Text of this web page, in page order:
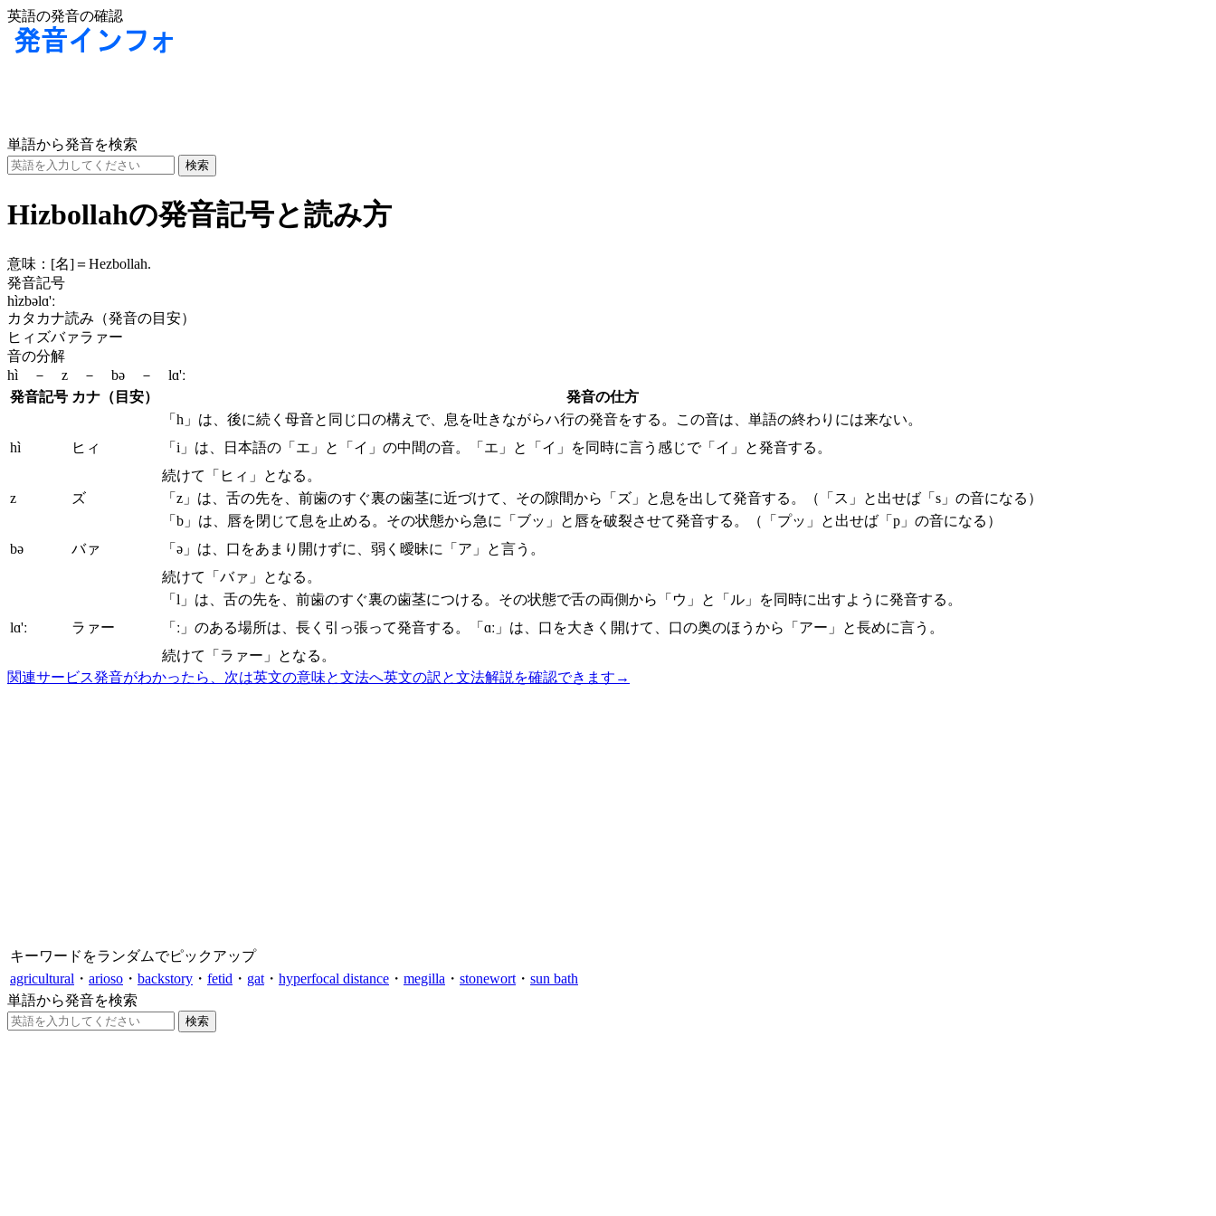
英語の発音の確認
単語から発音を検索
Hizbollahの発音記号と読み方
意味： [名] ＝Hezbollah.
発音記号
hìzbəlɑ'ː
カタカナ読み（発音の目安）
ヒィズバァラァー
音の分解
hì － z － bə － lɑ'ː
発音記号 カナ（目安） 発音の仕方
hì ヒィ
「h」は、後に続く母音と同じ口の構えで、息を吐きながらハ行の発音をする。この音は、単語の終わりには来ない。
「i」は、日本語の「エ」と「イ」の中間の音。「エ」と「イ」を同時に言う感じで「イ」と発音する。
続けて「ヒィ」となる。
z
ズ 「z」は、舌の先を、前歯のすぐ裏の歯茎に近づけて、その隙間から「ズ」と息を出して発音する。（「ス」と出せば「s」の音になる）
bə バァ
「b」は、唇を閉じて息を止める。その状態から急に「ブッ」と唇を破裂させて発音する。（「プッ」と出せば「p」の音になる）
「ə」は、口をあまり開けずに、弱く曖昧に「ア」と言う。
続けて「バァ」となる。
lɑ'ː ラァー
「l」は、舌の先を、前歯のすぐ裏の歯茎につける。その状態で舌の両側から「ウ」と「ル」を同時に出すように発音する。
「ː」のある場所は、長く引っ張って発音する。「ɑː」は、口を大きく開けて、口の奥のほうから「アー」と長めに言う。
続けて「ラァー」となる。
関連サービス発音がわかったら、次は英文の意味と文法へ英文の訳と文法解説を確認できます →
キーワードをランダムでピックアップ
agricultural ・ arioso ・ backstory ・ fetid ・ gat ・ hyperfocal distance ・ megilla ・ stonewort ・ sun bath
単語から発音を検索